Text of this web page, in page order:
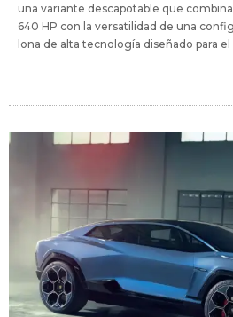
una variante descapotable que
640 HP con la versatilidad de una
lona de alta tecnología diseñado para el